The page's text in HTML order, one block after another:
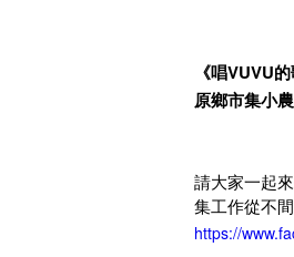
《唱VUVU
原鄉市集小
請大家一起
集工作從不
https://